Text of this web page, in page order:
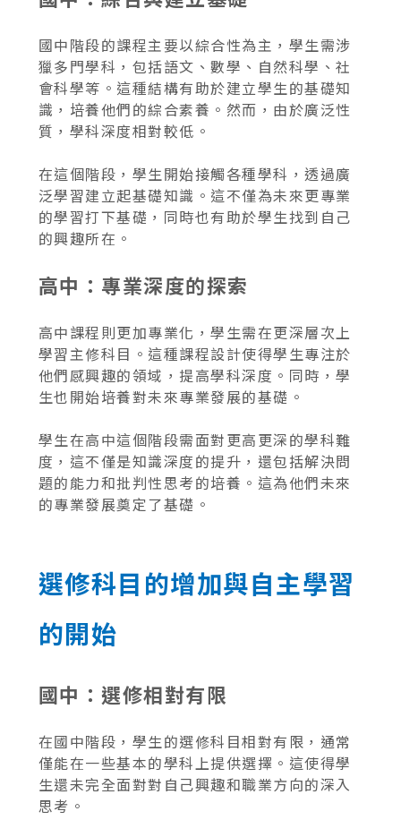
國中階段的課程主要以綜合性為主，學生需涉
獵多門學科，包括語文、數學、自然科學、社
會科學等。這種結構有助於建立學生的基礎知
識，培養他們的綜合素養。然而，由於廣泛性
質，學科深度相對較低。
在這個階段，學生開始接觸各種學科，透過廣
泛學習建立起基礎知識。這不僅為未來更專業
的學習打下基礎，同時也有助於學生找到自己
的興趣所在。
高中：專業深度的探索
高中課程則更加專業化，學生需在更深層次上
學習主修科目。這種課程設計使得學生專注於
他們感興趣的領域，提高學科深度。同時，學
生也開始培養對未來專業發展的基礎。
學生在高中這個階段需面對更高更深的學科難
度，這不僅是知識深度的提升，還包括解決問
題的能力和批判性思考的培養。這為他們未來
的專業發展奠定了基礎。
選修科目的增加與自主學習
的開始
國中：選修相對有限
在國中階段，學生的選修科目相對有限，通常
僅能在一些基本的學科上提供選擇。這使得學
生還未完全面對對自己興趣和職業方向的深入
思考。